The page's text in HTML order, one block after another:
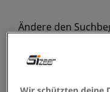
Ändere den